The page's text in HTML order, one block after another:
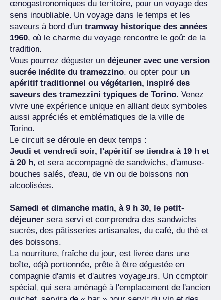
œnogastronomiques du territoire, pour un voyage des
sens inoubliable. Un voyage dans le temps et les
saveurs à bord d'un tramway historique des années
1960, où le charme du voyage rencontre le goût de la
tradition.
Vous pourrez déguster un déjeuner avec une version
sucrée inédite du tramezzino, ou opter pour un
apéritif traditionnel ou végétarien, inspiré des
saveurs des tramezzini typiques de Torino. Venez
vivre une expérience unique en alliant deux symboles
aussi appréciés et emblématiques de la ville de
Torino.
Le circuit se déroule en deux temps :
Jeudi et vendredi soir, l'apéritif se tiendra à 19 h et
à 20 h, et sera accompagné de sandwichs, d'amuse-
bouches salés, d'eau, de vin ou de boissons non
alcoolisées.
Samedi et dimanche matin, à 9 h 30, le petit-
déjeuner sera servi et comprendra des sandwichs
sucrés, des pâtisseries artisanales, du café, du thé et
des boissons.
La nourriture, fraîche du jour, est livrée dans une
boîte, déjà portionnée, prête à être dégustée en
compagnie d'amis et d'autres voyageurs. Un comptoir
spécial, qui sera aménagé à l'emplacement de l'ancien